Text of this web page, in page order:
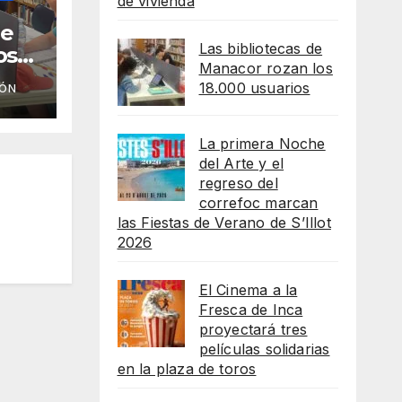
Las bibliotecas de
Manacor rozan los
18.000 usuarios
La primera Noche
del Arte y el
regreso del
correfoc marcan
las Fiestas de Verano de S’Illot
2026
El Cinema a la
Fresca de Inca
proyectará tres
películas solidarias
en la plaza de toros